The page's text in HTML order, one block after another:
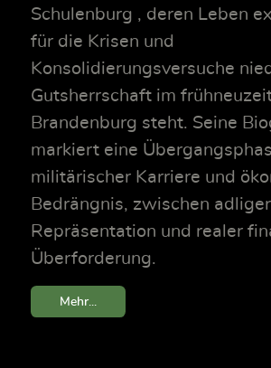
Schulenburg , deren Leben
für die Krisen und
Konsolidierungsversuche
Gutsherrschaft im
Brandenburg steht. Seine
markiert eine
militärischer Karriere und
Bedrängnis, zwischen adliger
Repräsentation und realer
Überforderung.
Mehr...